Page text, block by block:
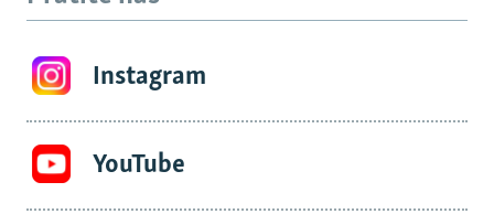
Instagram
YouTube